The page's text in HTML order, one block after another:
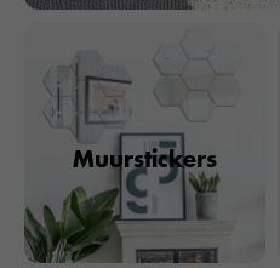
Muurstickers